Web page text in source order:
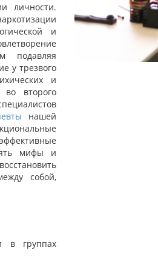
личности.
и
подавляя
у трезвого
и
во второго
нашей
мифы и
собой,
в группах